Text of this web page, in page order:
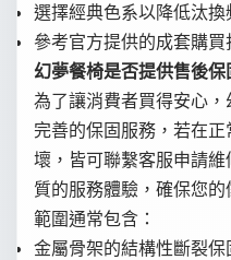
選擇經典色系以降低汰換
參考官方提供的成套購買
幻夢餐椅是否提供售後保
為了讓消費者買得安心
完善的保固服務，若在
壞，皆可聯繫客服申請
質的服務體驗，確保您
範圍通常包含：
金屬骨架的結構性斷裂保